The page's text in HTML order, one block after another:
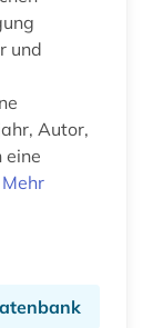
und
Autor,
eine
Mehr